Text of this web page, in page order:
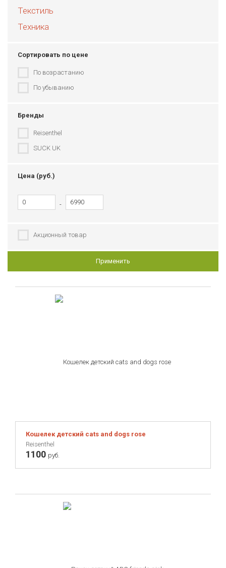
Текстиль
Техника
Сортировать по цене
По возрастанию
По убыванию
Бренды
Reisenthel
SUCK UK
Цена (руб.)
-
Акционный товар
Применить
Кошелек детский cats and dogs rose
Reisenthel
1100 руб.